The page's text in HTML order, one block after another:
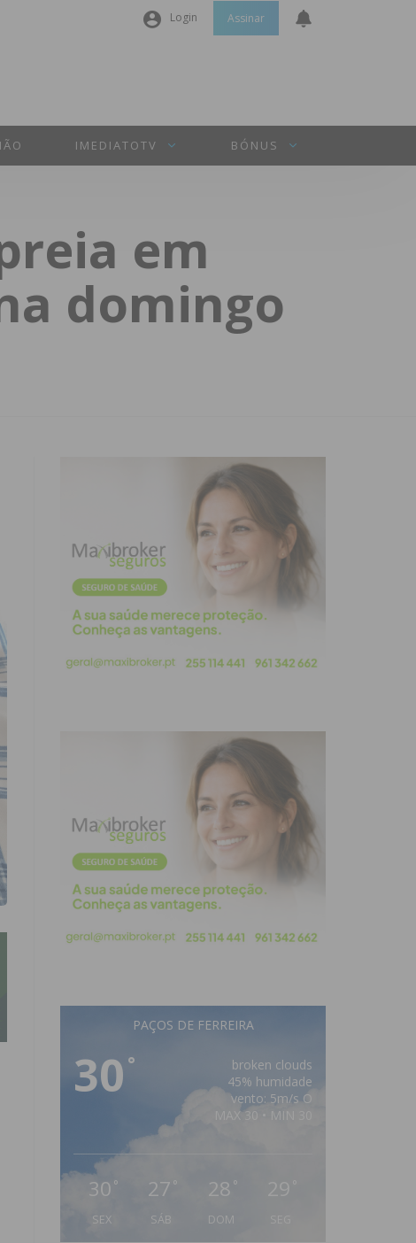
Login
Senha
Perdeu a sua senha?
Assinar
IMEDIATOTV BÓNUS
em
domingo
PAÇOS DE FERREIRA
30 °
broken clouds
45% humidade
vento: 5m/s O
MAX 30 • MIN 30
30 °
SEX
27 °
SÁB
28 °
DOM
29 °